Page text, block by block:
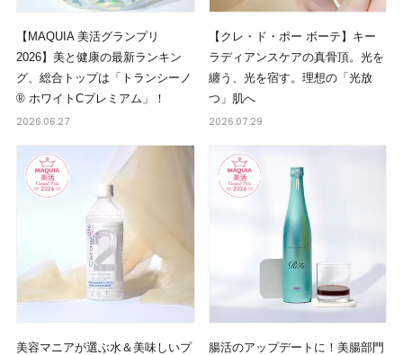
【MAQUIA 美活グランプリ
2026】美と健康の最新ランキン
グ、総合トップは「トランシーノ
® ホワイトCプレミアム」！
2026.06.27
【クレ・ド・ポー ボーテ】キー
ラディアンスケアの真骨頂。光を
纏う、光を宿す。理想の「光放
つ」肌へ
2026.07.29
美容マニアが選ぶ水＆美味しいプ
腸活のアップデートに！美腸部門